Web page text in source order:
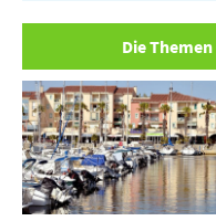
Die